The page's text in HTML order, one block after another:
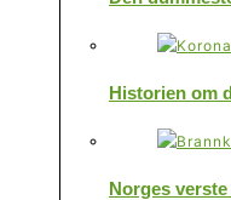
Historien om
Norges